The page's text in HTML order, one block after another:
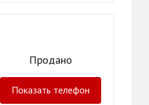
Продано
Показать телефон